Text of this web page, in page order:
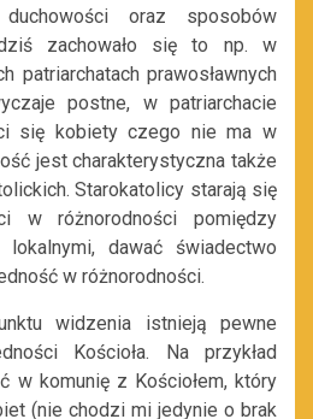
oraz sposobów
zachowało się to np. w
patriarchatach prawosławnych
postne, w patriarchacie
się kobiety czego nie ma w
jest charakterystyczna także
Starokatolicy starają się
w różnorodności pomiędzy
dawać świadectwo
w różnorodności.
widzenia istnieją pewne
Kościoła. Na przykład
w komunię z Kościołem, który
(nie chodzi mi jedynie o brak